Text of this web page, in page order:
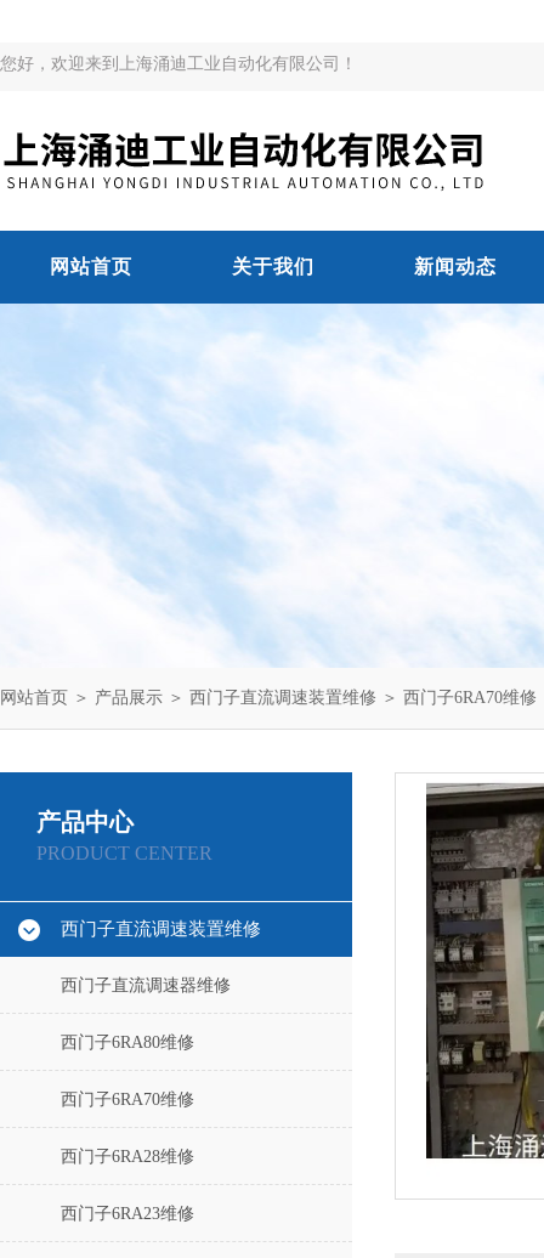
您好，欢迎来到上海涌迪工业自动化有限公司！
网站首页 关于我们 新闻动态
网站首页 ＞ 产品展示 ＞ 西门子直流调速装置维修 ＞ 西门子6RA70维修
产品中心
PRODUCT CENTER
西门子直流调速装置维修
西门子直流调速器维修
西门子6RA80维修
西门子6RA70维修
西门子6RA28维修
西门子6RA23维修